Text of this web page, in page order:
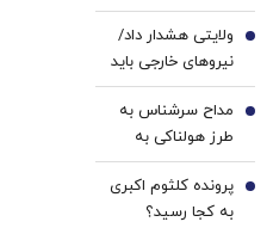
باید در برابر اسرائیل
متحد شویم
ولایتی هشدار داد/
نیروهای خارجی باید
منطقه را ترک کنند
5
مداح سرشناس به
طرز هولناکی به
قتل رسید / فیلم
جنایت برای خانواده
ارسال شد
6
پرونده کلثوم اکبری
به کجا رسید؟
7